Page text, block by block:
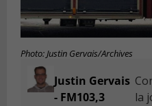
Photo: Justin Gervais/Archives
Justin Gervais
- FM103,3
la